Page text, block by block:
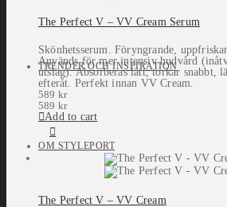
TRENDER OCH INSPIRATION
OM STYLEPORT
The Perfect V – VV Cream Serum
Skönhetsserum. Föryngrande,
Används för mer intensiv hudvård
utslag). Absorberas lätt, torkar snabbt,
efteråt. Perfekt innan VV Cream.
589 kr
589 kr
Add to cart
The Perfect V – VV Cream